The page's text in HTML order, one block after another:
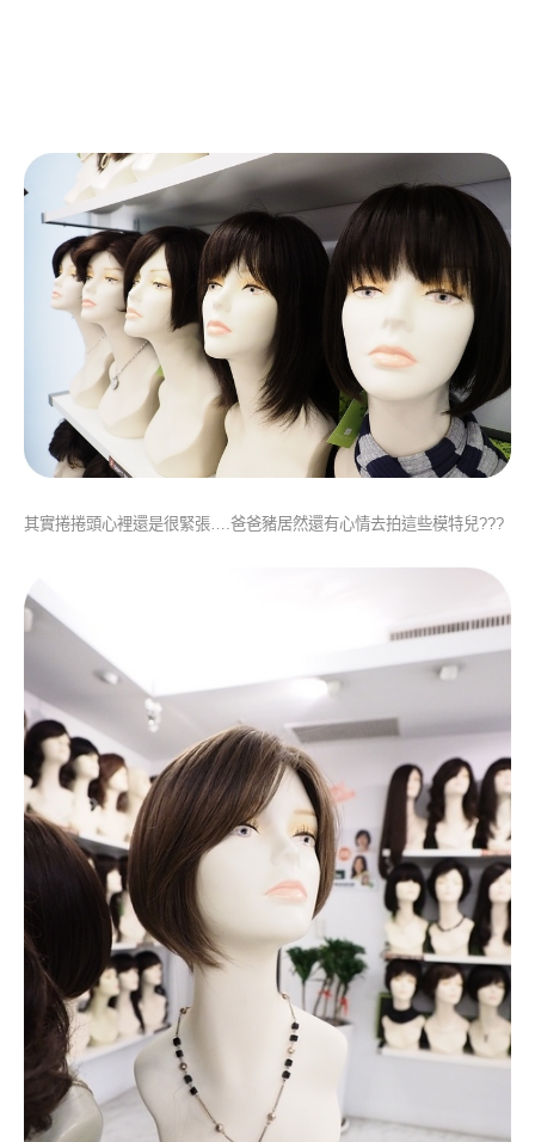
其實捲捲頭心裡還是很緊張….爸爸豬居然還有心情去拍這些模特兒???